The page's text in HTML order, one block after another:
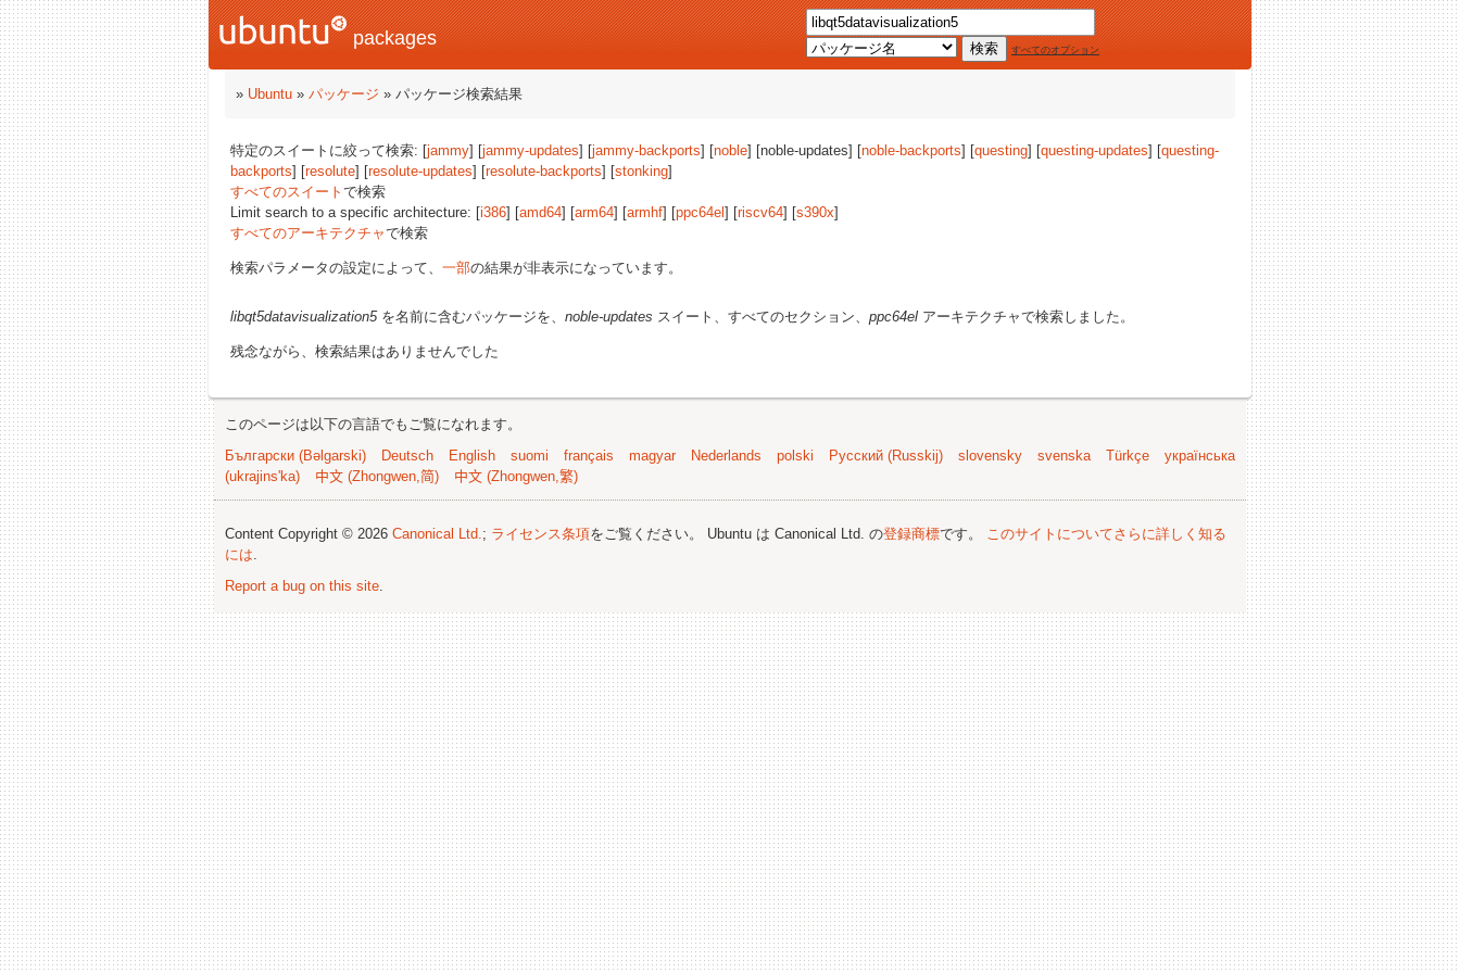
packages
すべてのオプション
» Ubuntu » パッケージ » パッケージ検索結果
特定のスイートに絞って検索: [jammy] [jammy-updates] [jammy-backports] [noble] [noble-updates] [noble-backports] [questing] [questing-updates] [questing-
backports] [resolute] [resolute-updates] [resolute-backports] [stonking]
すべてのスイート で検索
Limit search to a specific architecture: [i386] [amd64] [arm64] [armhf] [ppc64el ] [riscv64] [s390x]
すべてのアーキテクチャで検索
検索パラメータの設定によって、 一部の結果が非表示になっています。
libqt5datavisualization5を名前に含むパッケージを、 noble-updates スイート、すべてのセクション、 ppc64el アーキテクチャで検索しました。
残念ながら、検索結果はありませんでした
このページは以下の言語でもご覧になれます。
Български (Bəlgarski)
Deutsch English suomi français magyar Nederlands polski Русский (Russkij) slovensky svenska Türkçe
українська
(ukrajins'ka)
中文 (Zhongwen,简) 中文 (Zhongwen,繁)
Content Copyright © 2026 Canonical Ltd.; ライセンス条項をご覧ください。 Ubuntu は Canonical Ltd. の登録商標です。 このサイトについてさらに詳しく知る
には.
Report a bug on this site.